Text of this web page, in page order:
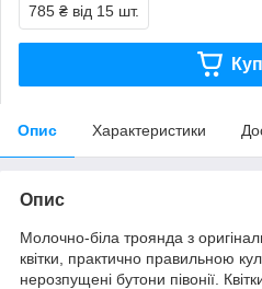
785 ₴ від 15 шт.
Опис Характеристики
Опис
Молочно-біла троянда з
квітки, практично правильною
нерозпущені бутони півонії.